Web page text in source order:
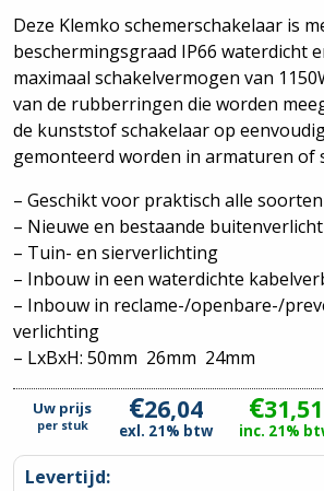
Deze Klemko schemerschakelaar is
beschermingsgraad IP66 waterdicht
maximaal schakelvermogen van
van de rubberringen die worden
de kunststof schakelaar op
gemonteerd worden in armaturen of
– Geschikt voor praktisch alle
– Nieuwe en bestaande
– Tuin- en sierverlichting
– Inbouw in een waterdichte
– Inbouw in reclame-/openbare-/
verlichting
– LxBxH: 50mm 26mm 24mm
Uw prijs
per stuk €26,04
exl. 21% btw
€31,51
inc. 21%
Levertijd: